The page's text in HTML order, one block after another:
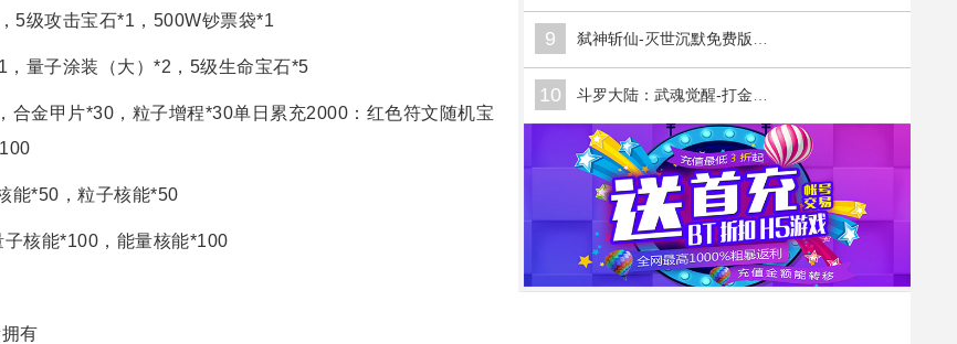
5级攻击宝石*1，500W钞票袋*1
量子涂装（大）*2，5级生命宝石*5
金甲片*30，粒子增程*30单日累充2000：红色符文随机宝
能*50，粒子核能*50
核能*100，能量核能*100
有
9
10